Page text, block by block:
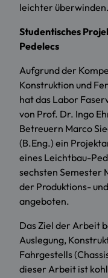
leichter überwinden.
Studentisches
Pedelecs
Aufgrund der
Konstruktion und
hat das Labor
von Prof. Dr. Ingo
Betreuern Marco
(B.Eng.) ein
eines Leichtbau-
sechsten Semester
der Produktions-
angeboten.
Das Ziel der Arbeit
Auslegung,
Fahrgestells
dieser Arbeit ist